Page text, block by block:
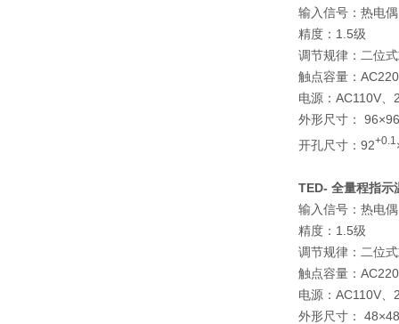
输入信号：热电
精度：1.5级
调节规律：二位
触点容量：
电源：AC110V
外形尺寸：
开孔尺寸：92+0.1
TED- 全量程指示
输入信号：热电
精度：1.5级
调节规律：二位
触点容量：
电源：AC110V
外形尺寸：